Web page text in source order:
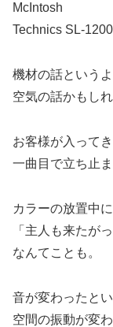
McIntosh
Technics SL-
機材の話というよ
空気の話かもしれ
お客様が入ってき
一曲目で立ち止
カラーの放置中に
「主人も来たが
なんてことも。
音が変わったとい
空間の振動が変